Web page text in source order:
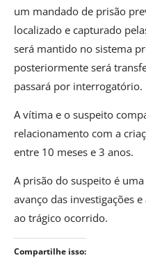
um mandado de prisão
localizado e capturado
será mantido no sistema
posteriormente será
passará por interrogatório.
A vítima e o suspeito
relacionamento com a
entre 10 meses e 3 anos.
A prisão do suspeito é
avanço das investigações
ao trágico ocorrido.
Compartilhe isso: